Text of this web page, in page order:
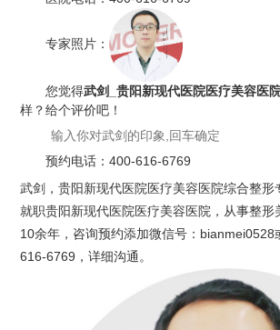
专家照片：
您觉得武剑_贵阳新现代医院医疗美容医
样？给个评价吧！
预约电话：400-616-6769
武剑，贵阳新现代医院医疗美容医院综合整形
就职贵阳新现代医院医疗美容医院，从事整形
10余年，咨询预约添加微信号：bianmei0528
616-6769，详细沟通。